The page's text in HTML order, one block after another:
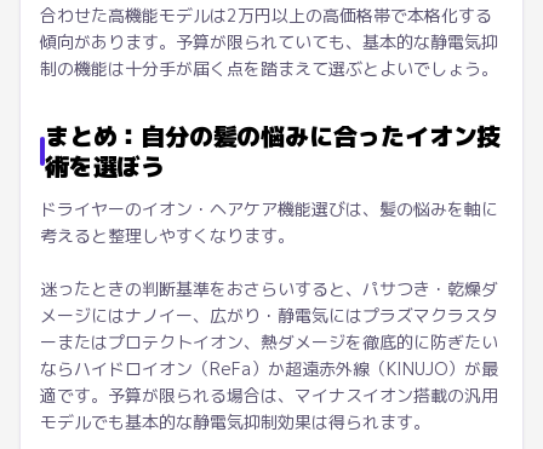
合わせた高機能モデルは2万円以上の高価格帯で本格化する
傾向があります。予算が限られていても、基本的な静電気抑
制の機能は十分手が届く点を踏まえて選ぶとよいでしょう。
まとめ：自分の髪の悩みに合ったイオン技
術を選ぼう
ドライヤーのイオン・ヘアケア機能選びは、髪の悩みを軸に
考えると整理しやすくなります。
迷ったときの判断基準をおさらいすると、パサつき・乾燥ダ
メージにはナノイー、広がり・静電気にはプラズマクラスタ
ーまたはプロテクトイオン、熱ダメージを徹底的に防ぎたい
ならハイドロイオン（ReFa）か超遠赤外線（KINUJO）が最
適です。予算が限られる場合は、マイナスイオン搭載の汎用
モデルでも基本的な静電気抑制効果は得られます。